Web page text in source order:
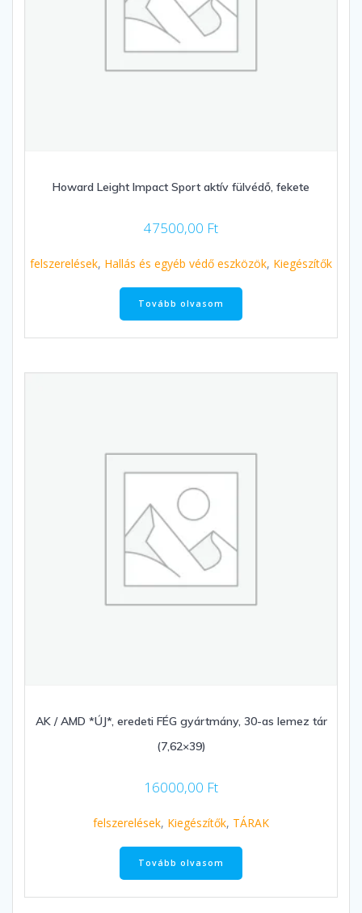
Howard Leight Impact Sport aktív fülvédő, fekete
47500,00 Ft
felszerelések, Hallás és egyéb védő eszközök, Kiegészítők
Tovább olvasom
AK / AMD *ÚJ*, eredeti FÉG gyártmány, 30-as lemez tár
(7,62×39)
16000,00 Ft
felszerelések, Kiegészítők, TÁRAK
Tovább olvasom